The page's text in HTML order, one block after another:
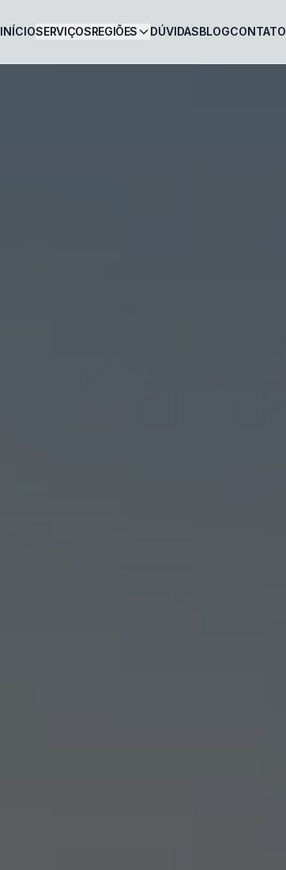
INÍCIOSERVIÇOSREGIÕES DÚVIDASBLOGCONTATO